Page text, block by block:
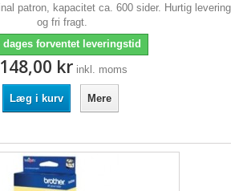
patron, kapacitet ca. 600 sider. Hurtig levering
og fri fragt.
dages forventet leveringstid
148,00 kr inkl. moms
Læg i kurv Mere